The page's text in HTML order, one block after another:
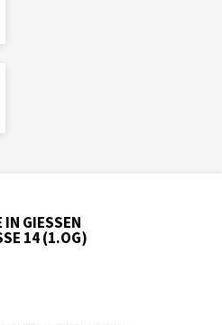
IN GIESSEN
14 (1.OG)